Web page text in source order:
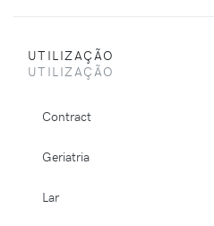
UTILIZAÇÃO
UTILIZAÇÃO
Contract
Geriatria
Lar